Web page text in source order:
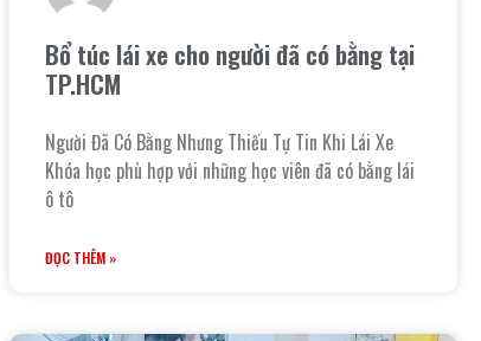
Bổ túc lái xe cho người đã có bằng tại
TP.HCM
Người Đã Có Bằng Nhưng Thiếu Tự Tin Khi Lái Xe
Khóa học phù hợp với những học viên đã có bằng lái
ô tô
ĐỌC THÊM »